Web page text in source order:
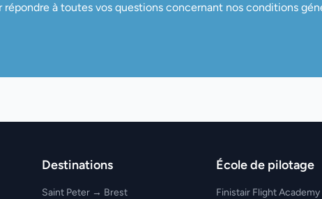
à toutes vos questions concernant nos conditions
Destinations
Saint Peter → Brest
École de pilotage
Finistair Flight Academy